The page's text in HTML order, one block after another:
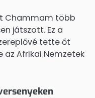
Chammam több
játszott. Ez a
tette őt
az Afrikai Nemzetek